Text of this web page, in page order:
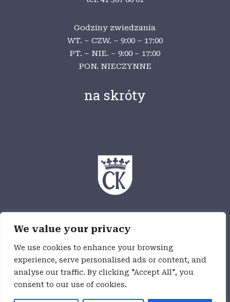
We value your privacy
We use cookies to enhance your browsing
experience, serve personalised ads or content, and
analyse our traffic. By clicking "Accept All", you
consent to our use of cookies.
Godziny zwiedzania
WT. – CZW. – 9:00 – 17:00
PT. – NIE. – 9:00 – 17:00
PON. NIECZYNNE
na skróty
jest częścią Wzgórza Zamkowego,
jednostki budżetowej Miasta Kielce
Deklaracja dostępności